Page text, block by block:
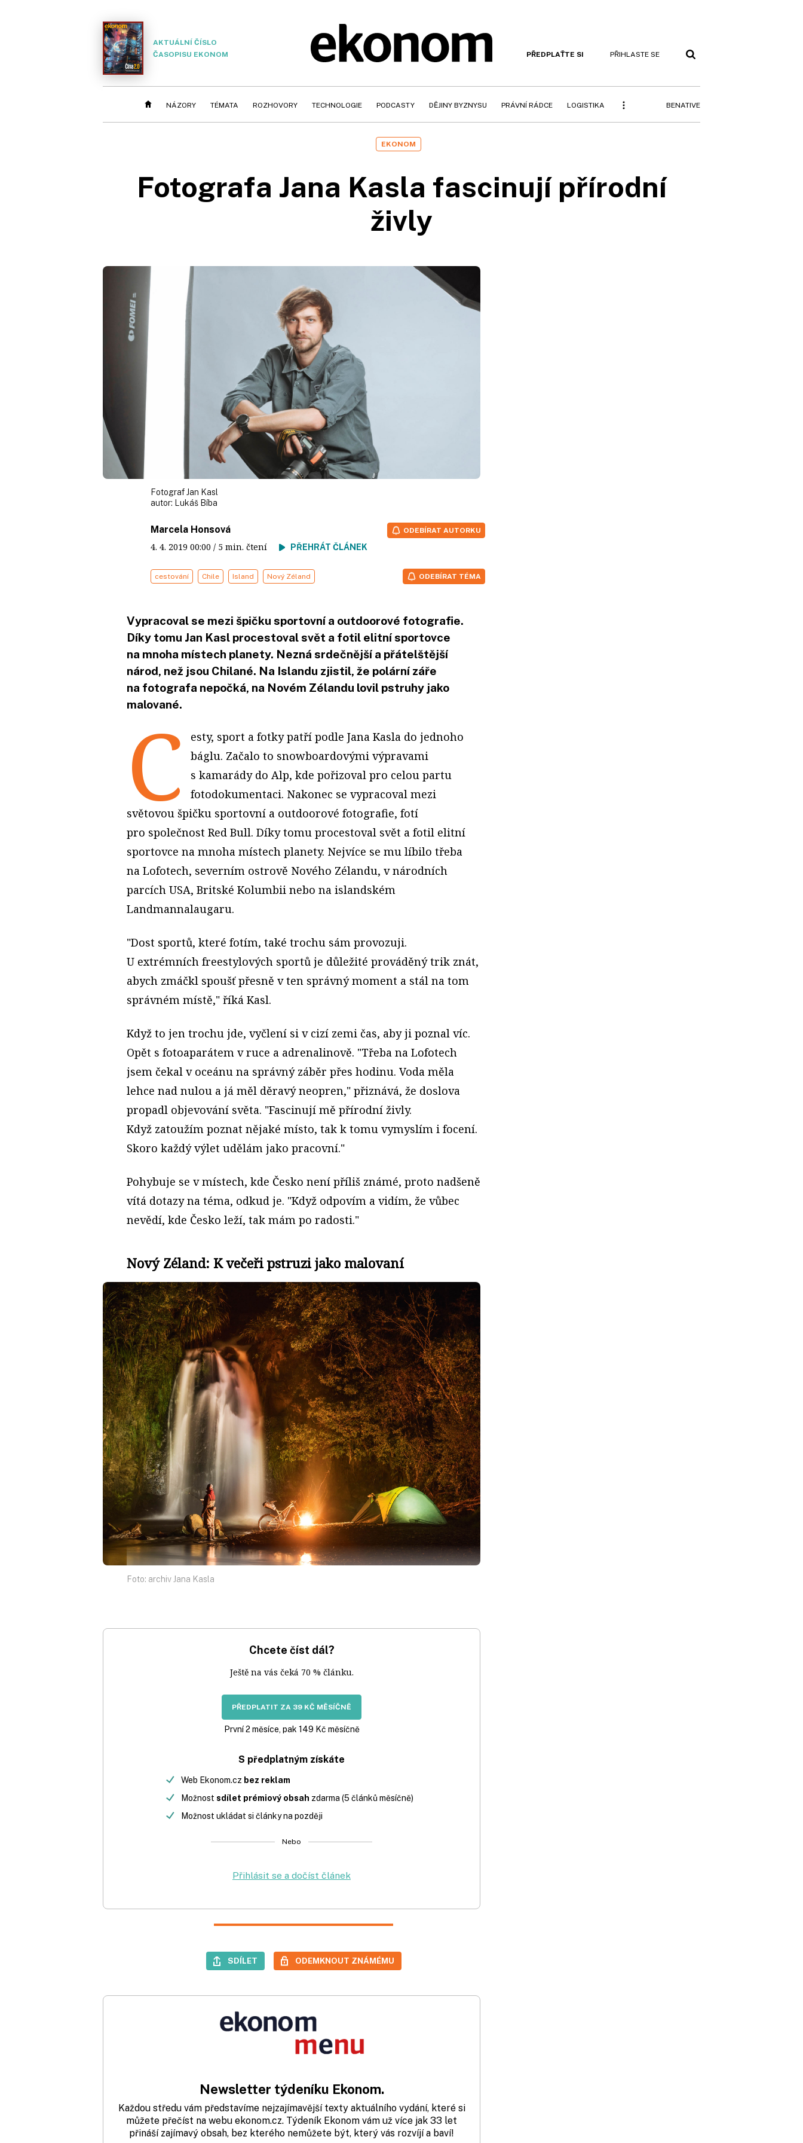
AKTUÁLNÍ ČÍSLO
ČASOPISU EKONOM
PŘEDPLAŤTE SI PŘIHLASTE SE
NÁZORY TÉMATA ROZHOVORY TECHNOLOGIE PODCASTY DĚJINY BYZNYSU PRÁVNÍ RÁDCE LOGISTIKA BENATIVE
EKONOM
Fotografa Jana Kasla fascinují přírodní
živly
Fotograf Jan Kasl
autor: Lukáš Bíba
Marcela Honsová
4. 4. 2019 00:00 / 5 min. čtení PŘEHRÁT ČLÁNEK
ODEBÍRAT AUTORKU
cestování Chile Island Nový Zéland ODEBÍRAT TÉMA
Vypracoval se mezi špičku sportovní a outdoorové fotografie.
Díky tomu Jan Kasl procestoval svět a fotil elitní sportovce
na mnoha místech planety. Nezná srdečnější a přátelštější
národ, než jsou Chilané. Na Islandu zjistil, že polární záře
na fotografa nepočká, na Novém Zélandu lovil pstruhy jako
malované.
C
esty, sport a fotky patří podle Jana Kasla do jednoho
báglu. Začalo to snowboardovými výpravami
s kamarády do Alp, kde pořizoval pro celou partu
fotodokumentaci. Nakonec se vypracoval mezi
světovou špičku sportovní a outdoorové fotografie, fotí
pro společnost Red Bull. Díky tomu procestoval svět a fotil elitní
sportovce na mnoha místech planety. Nejvíce se mu líbilo třeba
na Lofotech, severním ostrově Nového Zélandu, v národních
parcích USA, Britské Kolumbii nebo na islandském
Landmannalaugaru.
"Dost sportů, které fotím, také trochu sám provozuji.
U extrémních freestylových sportů je důležité prováděný trik znát,
abych zmáčkl spoušť přesně v ten správný moment a stál na tom
správném místě," říká Kasl.
Když to jen trochu jde, vyčlení si v cizí zemi čas, aby ji poznal víc.
Opět s fotoaparátem v ruce a adrenalinově. "Třeba na Lofotech
jsem čekal v oceánu na správný záběr přes hodinu. Voda měla
lehce nad nulou a já měl děravý neopren," přiznává, že doslova
propadl objevování světa. "Fascinují mě přírodní živly.
Když zatoužím poznat nějaké místo, tak k tomu vymyslím i focení.
Skoro každý výlet udělám jako pracovní."
Pohybuje se v místech, kde Česko není příliš známé, proto nadšeně
vítá dotazy na téma, odkud je. "Když odpovím a vidím, že vůbec
nevědí, kde Česko leží, tak mám po radosti."
Nový Zéland: K večeři pstruzi jako malovaní
Foto: archiv Jana Kasla
Chcete číst dál?
Ještě na vás čeká 70 % článku.
PŘEDPLATIT ZA 39 KČ MĚSÍČNĚ
První 2 měsíce, pak 149 Kč měsíčně
S předplatným získáte
Web Ekonom.cz bez reklam
Možnost sdílet prémiový obsah zdarma (5 článků měsíčně)
Možnost ukládat si články na později
Nebo
Přihlásit se a dočíst článek
SDÍLET ODEMKNOUT ZNÁMÉMU
Newsletter týdeníku Ekonom.
Každou středu vám představíme nejzajímavější texty aktuálního vydání, které si
můžete přečíst na webu ekonom.cz. Týdeník Ekonom vám už více jak 33 let
přináší zajímavý obsah, bez kterého nemůžete být, který vás rozvíjí a baví!